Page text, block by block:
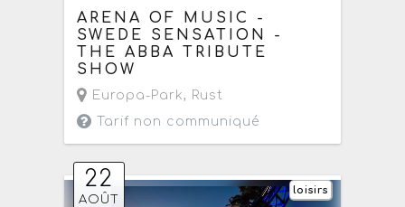
ARENA OF MUSIC -
SWEDE SENSATION -
THE ABBA TRIBUTE
SHOW
Europa-Park, Rust
Tarif non communiqué
22
AOÛT
loisirs